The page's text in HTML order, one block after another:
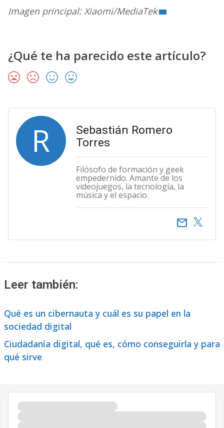
Imagen principal: Xiaomi/MediaTek
¿Qué te ha parecido este artículo?
R
Sebastián Romero
Torres
Filósofo de formación y geek
empedernido. Amante de los
videojuegos, la tecnología, la
música y el espacio.
email
Leer también:
Qué es un cibernauta y cuál es su papel en la
sociedad digital
Ciudadanía digital, qué es, cómo conseguirla y para
qué sirve